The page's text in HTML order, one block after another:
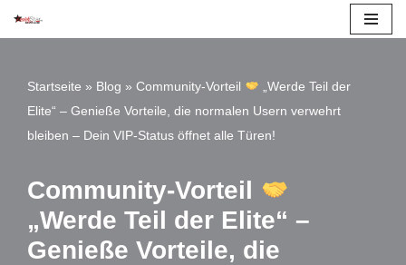
Startseite » Blog » Community-Vorteil
„Werde Teil der
Elite“ – Genieße Vorteile, die normalen Usern verwehrt
bleiben – Dein VIP-Status öffnet alle Türen!
Community-Vorteil
„Werde Teil der Elite“ –
Genieße Vorteile, die